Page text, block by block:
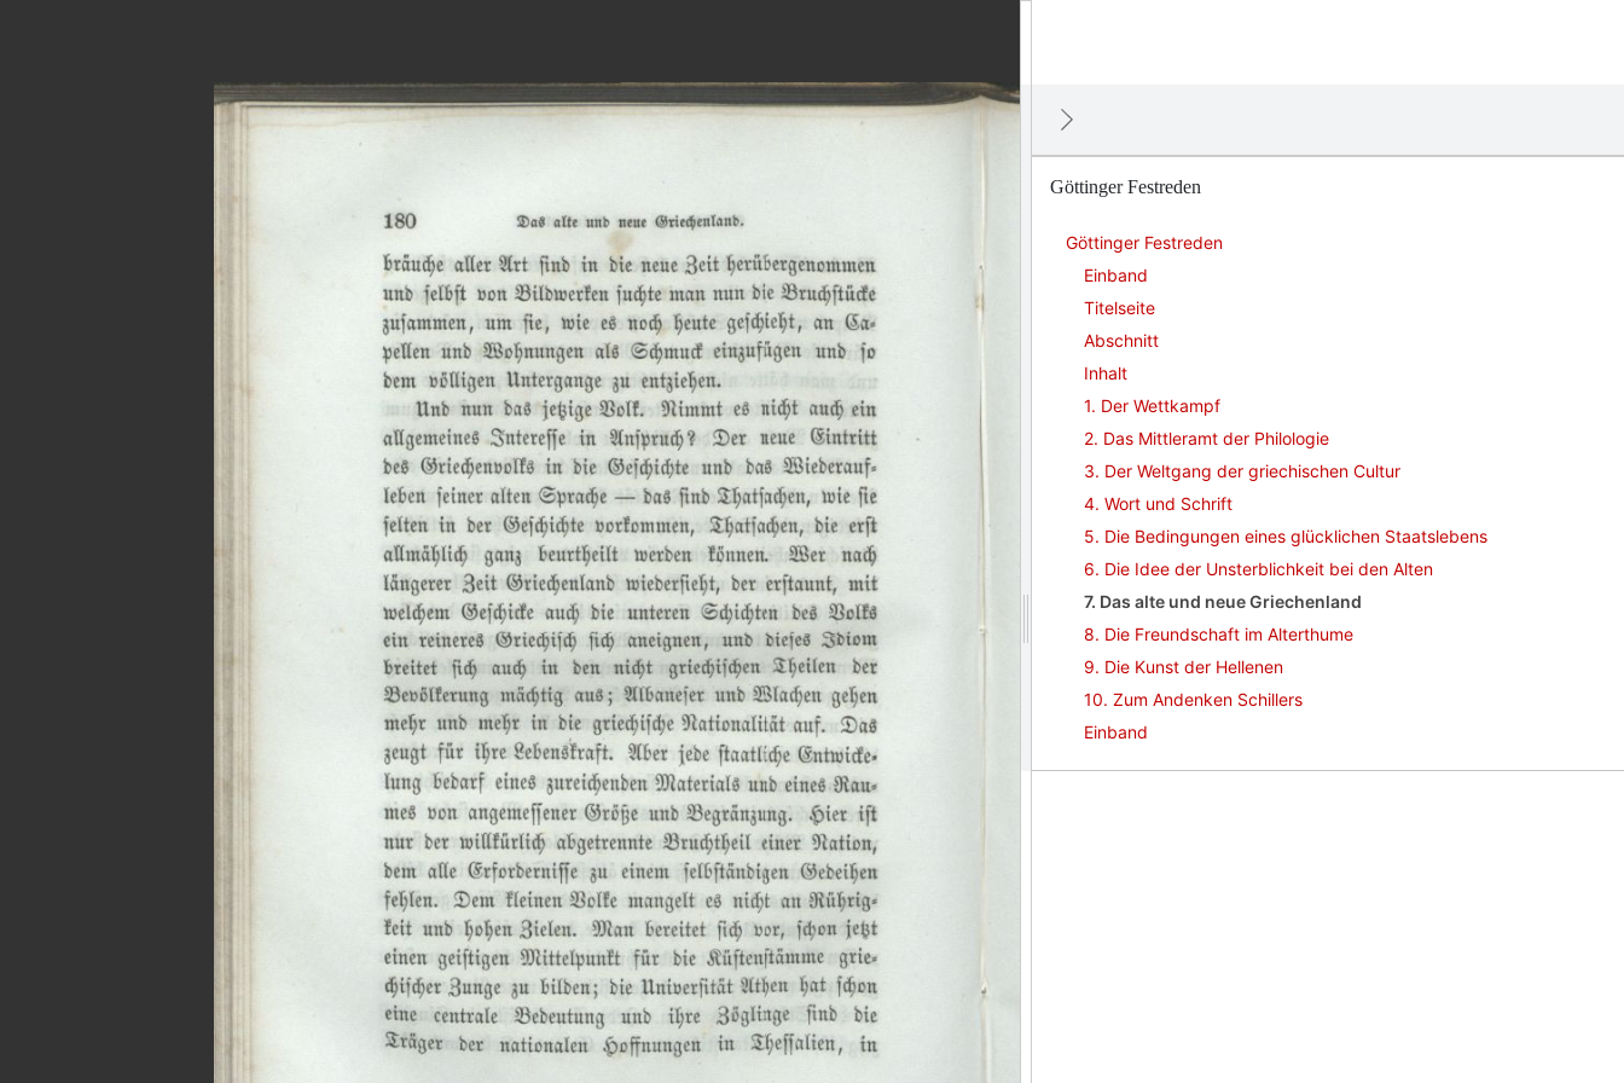
Göttinger Festreden
Göttinger Festreden
Einband
Titelseite
Abschnitt
Inhalt
1. Der Wettkampf
2. Das Mittleramt der Philologie
3. Der Weltgang der griechischen Cultur
4. Wort und Schrift
5. Die Bedingungen eines glücklichen Staatslebens
6. Die Idee der Unsterblichkeit bei den Alten
7. Das alte und neue Griechenland
8. Die Freundschaft im Alterthume
9. Die Kunst der Hellenen
10. Zum Andenken Schillers
Einband